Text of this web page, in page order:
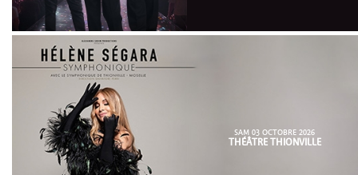
SAM 03 OCTOBRE 2026
THÉÂTRE THIONVILLE